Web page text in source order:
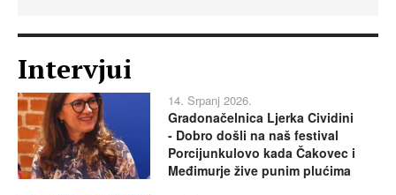
Intervjui
14. Srpanj 2026.
Gradonačelnica Ljerka Cividini
- Dobro došli na naš festival
Porcijunkulovo kada Čakovec i
Međimurje žive punim plućima